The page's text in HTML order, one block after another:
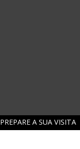
PREPARE A SUA VISITA